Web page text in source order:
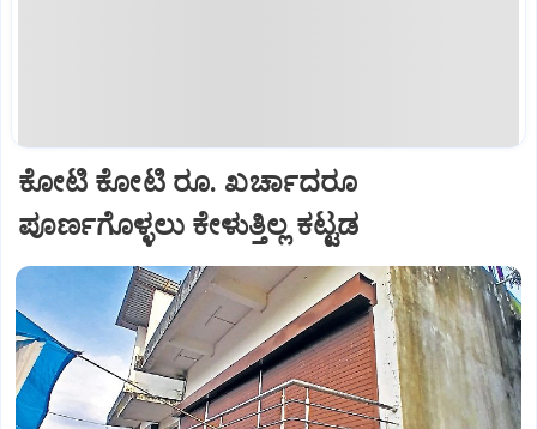
ಕೋಟಿ ಕೋಟಿ ರೂ. ಖರ್ಚಾದರೂ
ಪೂರ್ಣಗೊಳ್ಳಲು ಕೇಳುತ್ತಿಲ್ಲ ಕಟ್ಟಡ